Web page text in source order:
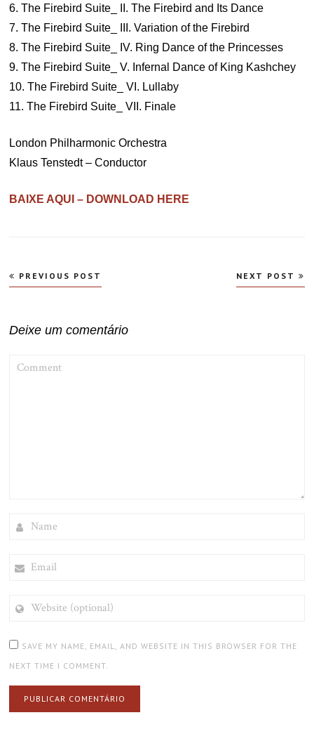
6. The Firebird Suite_ II. The Firebird and Its Dance
7. The Firebird Suite_ III. Variation of the Firebird
8. The Firebird Suite_ IV. Ring Dance of the Princesses
9. The Firebird Suite_ V. Infernal Dance of King Kashchey
10. The Firebird Suite_ VI. Lullaby
11. The Firebird Suite_ VII. Finale
London Philharmonic Orchestra
Klaus Tenstedt – Conductor
BAIXE AQUI – DOWNLOAD HERE
Navegação
de
PREVIOUS POST NEXT POST
Deixe um comentário
(OPTIONAL)
SAVE MY NAME, EMAIL, AND WEBSITE IN THIS BROWSER FOR THE
NEXT TIME I COMMENT.